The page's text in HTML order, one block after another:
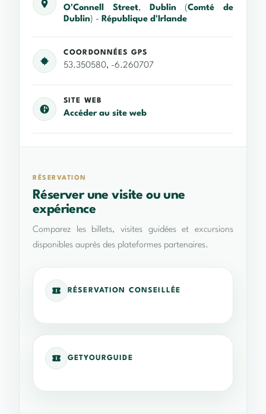
O'Connell Street, Dublin (Comté de
Dublin) - République d'Irlande
COORDONNÉES GPS
53.350580, -6.260707
SITE WEB
Accéder au site web
RÉSERVATION
Réserver une visite ou une
expérience
Comparez les billets, visites guidées et excursions
disponibles auprès des plateformes partenaires.
RÉSERVATION CONSEILLÉE
GETYOURGUIDE